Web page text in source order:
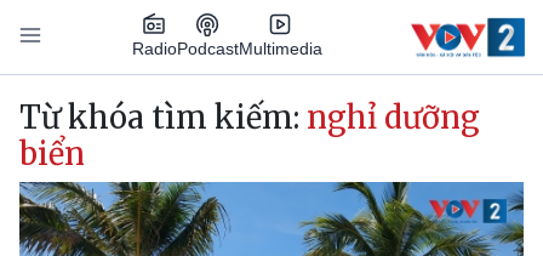
Nhảy đến nội dung
RadioPodcastMultimedia
Main navigation
Từ khóa tìm kiếm: nghỉ dưỡng
biển